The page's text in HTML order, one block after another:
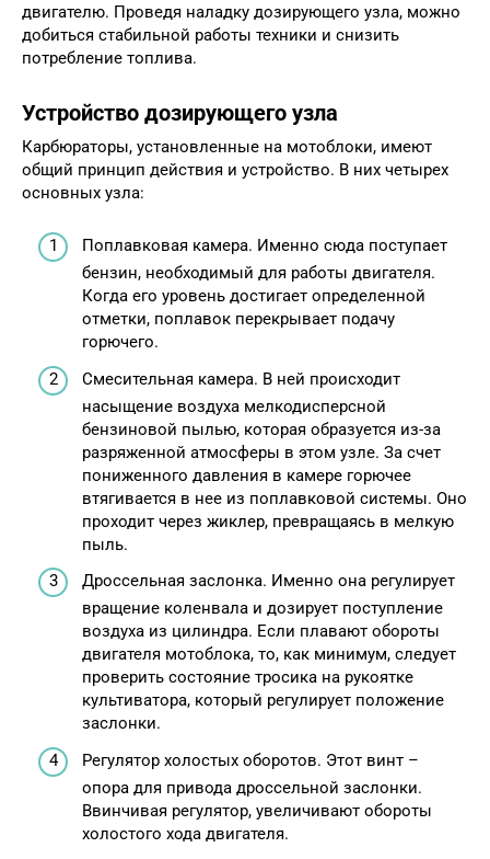
двигателю. Проведя наладку дозирующего узла, можно
добиться стабильной работы техники и снизить
потребление топлива.
Устройство дозирующего узла
Карбюраторы, установленные на мотоблоки, имеют
общий принцип действия и устройство. В них четырех
основных узла:
Поплавковая камера. Именно сюда поступает
бензин, необходимый для работы двигателя.
Когда его уровень достигает определенной
отметки, поплавок перекрывает подачу
горючего.
Смесительная камера. В ней происходит
насыщение воздуха мелкодисперсной
бензиновой пылью, которая образуется из-за
разряженной атмосферы в этом узле. За счет
пониженного давления в камере горючее
втягивается в нее из поплавковой системы. Оно
проходит через жиклер, превращаясь в мелкую
пыль.
Дроссельная заслонка. Именно она регулирует
вращение коленвала и дозирует поступление
воздуха из цилиндра. Если плавают обороты
двигателя мотоблока, то, как минимум, следует
проверить состояние тросика на рукоятке
культиватора, который регулирует положение
заслонки.
Регулятор холостых оборотов. Этот винт –
опора для привода дроссельной заслонки.
Ввинчивая регулятор, увеличивают обороты
холостого хода двигателя.